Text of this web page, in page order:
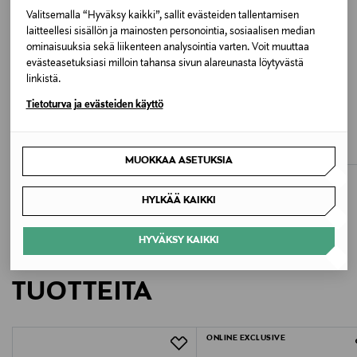
Valitsemalla “Hyväksy kaikki”, sallit evästeiden tallentamisen
laitteellesi sisällön ja mainosten personointia, sosiaalisen median
ominaisuuksia sekä liikenteen analysointia varten. Voit muuttaa
evästeasetuksiasi milloin tahansa sivun alareunasta löytyvästä
linkistä.
Tietoturva ja evästeiden käyttö
MUOKKAA ASETUKSIA
HYLKÄÄ KAIKKI
HYVÄKSY KAIKKI
Väri
028 POLKA DOTS
Koko
Valmistajan tuotenumero
02-1774-0321
Valmistaja
ALE –42%
Discounted Price
95,40 € Original Price
Discounted Price
83,40 € Original Price
LISÄÄ KIINNOSTAVIA
TUOTTEITA
ONLINE EXCLUSIVE